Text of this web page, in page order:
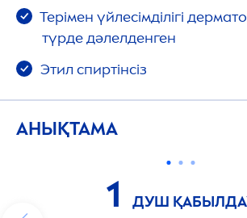
Терімен үйлесімділігі
түрде дәлелденген
Этил спиртінсіз
АНЫҚТАМА
1
ДУШ